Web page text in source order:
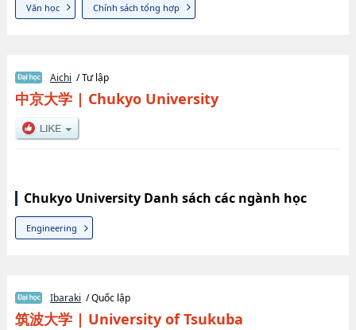
Văn học Chính sách tổng hợp
Aichi / Tư lập
中京大学| Chukyo University
Chukyo University Danh sách các ngành học
Engineering
Ibaraki / Quốc lập
筑波大学| University of Tsukuba